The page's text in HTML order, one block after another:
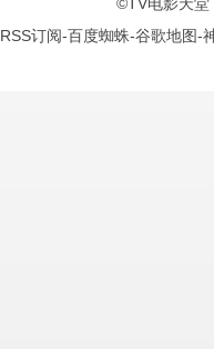
RSS订阅-百度蜘蛛-谷歌地图-